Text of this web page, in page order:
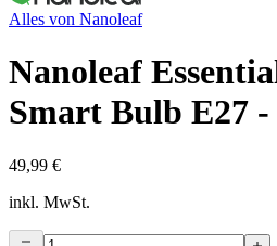
Alles von Nanoleaf
Nanoleaf
Smart Bulb E27 -
49,99 €
inkl. MwSt.